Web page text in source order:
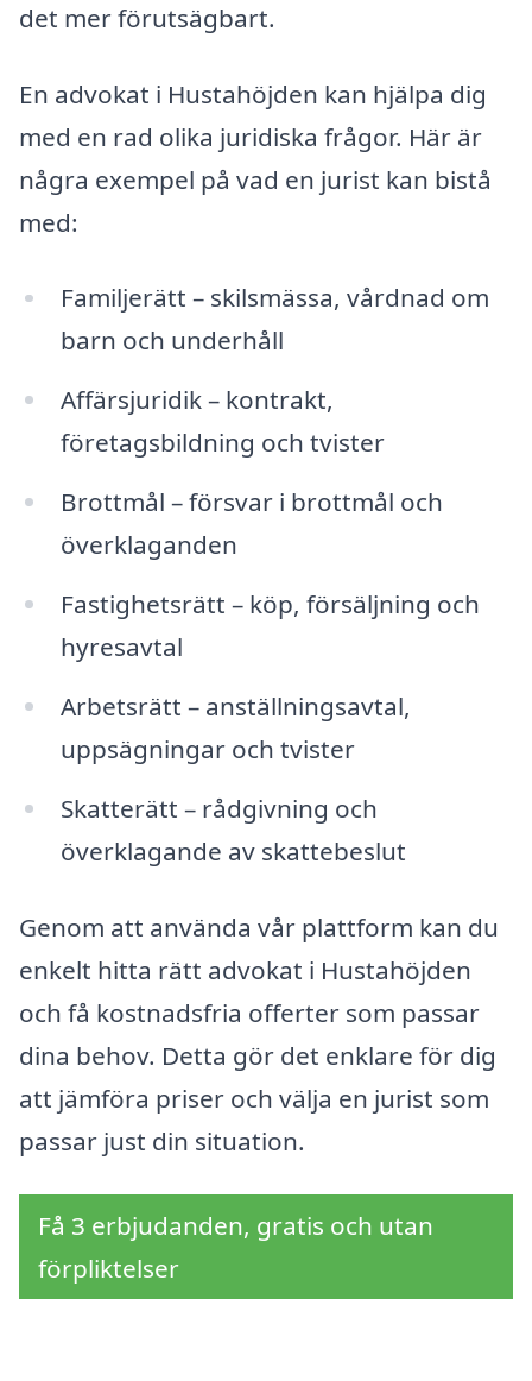
det mer förutsägbart.
En advokat i Hustahöjden kan hjälpa dig
med en rad olika juridiska frågor. Här är
några exempel på vad en jurist kan bistå
med:
Familjerätt – skilsmässa, vårdnad om
barn och underhåll
Affärsjuridik – kontrakt,
företagsbildning och tvister
Brottmål – försvar i brottmål och
överklaganden
Fastighetsrätt – köp, försäljning och
hyresavtal
Arbetsrätt – anställningsavtal,
uppsägningar och tvister
Skatterätt – rådgivning och
överklagande av skattebeslut
Genom att använda vår plattform kan du
enkelt hitta rätt advokat i Hustahöjden
och få kostnadsfria offerter som passar
dina behov. Detta gör det enklare för dig
att jämföra priser och välja en jurist som
passar just din situation.
Få 3 erbjudanden, gratis och utan
förpliktelser